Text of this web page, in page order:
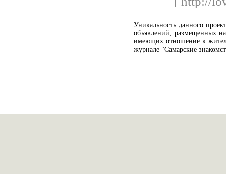
Уникальность данного
объявлений, размещенных
имеющих отношение к
журнале "Самарские